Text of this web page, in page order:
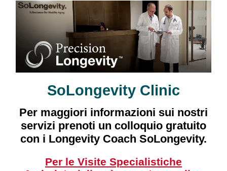
SoLongevity Clinic
Per maggiori informazioni sui nostri
servizi prenoti un colloquio gratuito
con i Longevity Coach SoLongevity.
Per le Visite Specialistiche